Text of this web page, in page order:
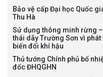
Bảo vệ cấp Đại học Quốc
Thu Hà
Sử dụng thông minh rừng
thái dãy Trường Sơn vì
biến đổi khí hậu
Thủ tướng Chính phủ bổ
đốc ĐHQGHN